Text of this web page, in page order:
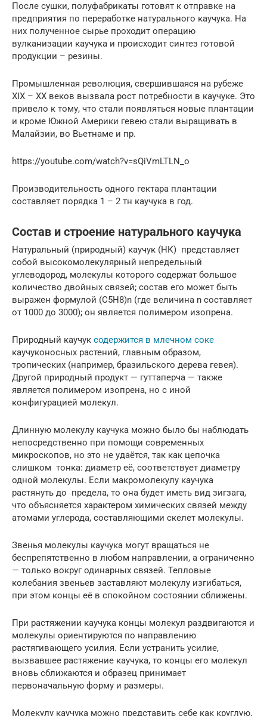
После сушки, полуфабрикаты готовят к отправке на
предприятия по переработке натурального каучука. На
них полученное сырье проходит операцию
вулканизации каучука и происходит синтез готовой
продукции – резины.
Промышленная революция, свершившаяся на рубеже
XIX – XX веков вызвала рост потребности в каучуке. Это
привело к тому, что стали появляться новые плантации
и кроме Южной Америки гевею стали выращивать в
Малайзии, во Вьетнаме и пр.
https://youtube.com/watch?v=sQiVmLTLN_o
Производительность одного гектара плантации
составляет порядка 1 – 2 тн каучука в год.
Состав и строение натурального каучука
Натуральный (природный) каучук (НК) представляет
собой высокомолекулярный непредельный
углеводород, молекулы которого содержат большое
количество двойных связей; состав его может быть
выражен формулой (C5H8)n (где величина n составляет
от 1000 до 3000); он является полимером изопрена.
Природный каучук содержится в млечном соке
каучуконосных растений, главным образом,
тропических (например, бразильского дерева гевея).
Другой природный продукт — гуттаперча — также
является полимером изопрена, но с иной
конфигурацией молекул.
Длинную молекулу каучука можно было бы наблюдать
непосредственно при помощи современных
микроскопов, но это не удаётся, так как цепочка
слишком тонка: диаметр её, соответствует диаметру
одной молекулы. Если макромолекулу каучука
растянуть до предела, то она будет иметь вид зигзага,
что объясняется характером химических связей между
атомами углерода, составляющими скелет молекулы.
Звенья молекулы каучука могут вращаться не
беспрепятственно в любом направлении, а ограниченно
— только вокруг одинарных связей. Тепловые
колебания звеньев заставляют молекулу изгибаться,
при этом концы её в спокойном состоянии сближены.
При растяжении каучука концы молекул раздвигаются и
молекулы ориентируются по направлению
растягивающего усилия. Если устранить усилие,
вызвавшее растяжение каучука, то концы его молекул
вновь сближаются и образец принимает
первоначальную форму и размеры.
Молекулу каучука можно представить себе как круглую,